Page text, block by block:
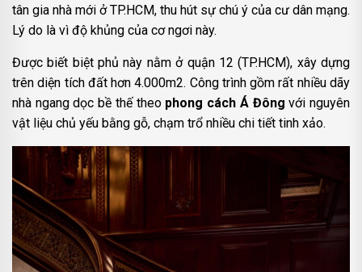
tân gia nhà mới ở TP.HCM, thu hút sự chú ý của cư dân mạng.
Lý do là vì độ khủng của cơ ngơi này.
Được biết biệt phủ này nằm ở quận 12 (TP.HCM), xây dựng
trên diện tích đất hơn 4.000m2. Công trình gồm rất nhiều dãy
nhà ngang dọc bề thế theo phong cách Á Đông với nguyên
vật liệu chủ yếu bằng gỗ, chạm trổ nhiều chi tiết tinh xảo.